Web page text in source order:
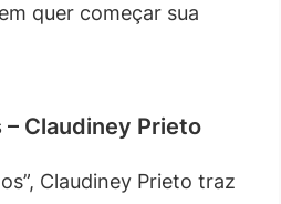
quer começar sua
Claudiney Prieto
Claudiney Prieto traz